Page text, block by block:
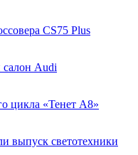
CS75 Plus
Audi
цикла «Тенет A8»
выпуск светотехники